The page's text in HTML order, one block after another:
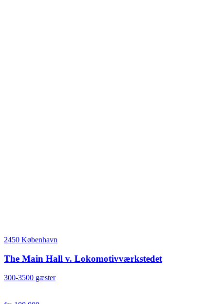
2450 København
The Main Hall v. Lokomotivværkstedet
300-3500 gæster